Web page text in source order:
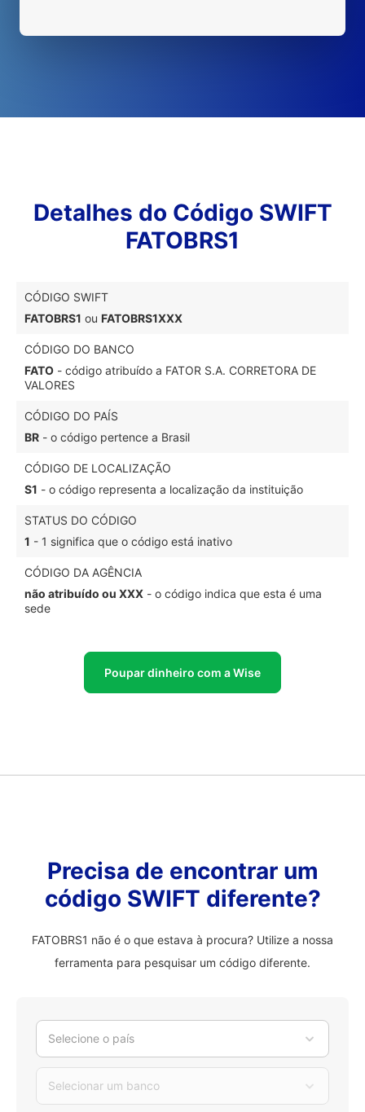
Detalhes do Código SWIFT
FATOBRS1
CÓDIGO SWIFT
FATOBRS1 ou FATOBRS1XXX
CÓDIGO DO BANCO
FATO - código atribuído a FATOR S.A. CORRETORA DE
VALORES
CÓDIGO DO PAÍS
BR - o código pertence a Brasil
CÓDIGO DE LOCALIZAÇÃO
S1 - o código representa a localização da instituição
STATUS DO CÓDIGO
1 - 1 significa que o código está inativo
CÓDIGO DA AGÊNCIA
não atribuído ou XXX - o código indica que esta é uma
sede
Poupar dinheiro com a Wise
Precisa de encontrar um
código SWIFT diferente?
FATOBRS1 não é o que estava à procura? Utilize a nossa
ferramenta para pesquisar um código diferente.
Selecione o país
Selecionar um banco